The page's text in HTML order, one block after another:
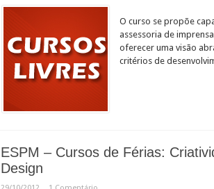
O curso se propõe
assessoria de
oferecer uma visão
critérios de
ESPM – Cursos de Férias:
Design